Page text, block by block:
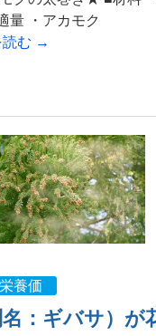
カモク
む →
養価
：ギバサ）が